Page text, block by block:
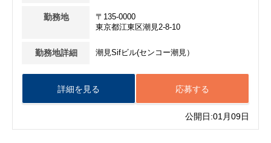
勤務地
〒135-0000
東京都江東区潮見2-8-10
勤務地詳細 潮見Sifビル(センコー潮見）
応募する
詳細を見る
公開日:01月09日